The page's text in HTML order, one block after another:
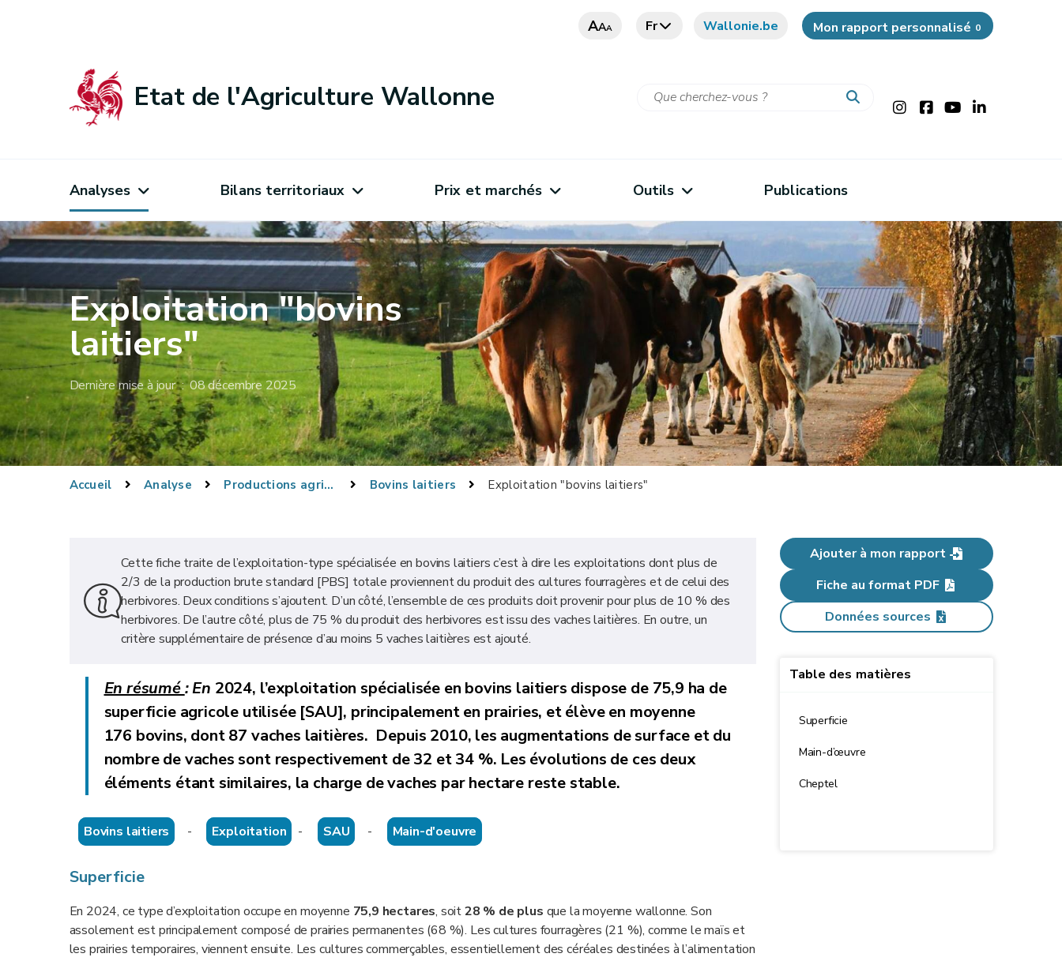
AAA Fr Wallonie.be Mon rapport personnalisé 0
Etat de l'Agriculture Wallonne
Analyses Bilans territoriaux Prix et marchés Outils Publications
Exploitation "bovins
laitiers"
Dernière mise à jour : 08 décembre 2025
Accueil Analyse Productions agricoles Bovins laitiers Exploitation "bovins laitiers"
Cette fiche traite de l’exploitation-type spécialisée en bovins laitiers c’est à dire les exploitations dont plus de
2/3 de la production brute standard [PBS] totale proviennent du produit des cultures fourragères et de celui des
herbivores. Deux conditions s’ajoutent. D’un côté, l’ensemble de ces produits doit provenir pour plus de 10 % des
herbivores. De l’autre côté, plus de 75 % du produit des herbivores est issu des vaches laitières. En outre, un
critère supplémentaire de présence d’au moins 5 vaches laitières est ajouté.
En résumé:En 2024, l’exploitation spécialisée en bovins laitiers dispose de 75,9 ha de
superficie agricole utilisée [SAU], principalement en prairies, et élève en moyenne
176 bovins, dont87 vaches laitières. Depuis 2010, les augmentations de surface et du
nombre de vaches sont respectivement de 32 et 34 %. Les évolutions de ces deux
éléments étant similaires, la charge de vaches par hectare reste stable.
Bovins laitiers - Exploitation - SAU - Main-d'oeuvre
Superficie
En 2024, ce type d’exploitation occupe en moyenne 75,9 hectares, soit28 % de plus que la moyenne wallonne. Son
assolement est principalement composé de prairies permanentes (68 %). Les cultures fourragères (21 %), comme le maïs et
les prairies temporaires, viennent ensuite. Les cultures commerçables, essentiellement des céréales destinées à l’alimentation
Ajouter à mon rapport
Fiche au format PDF
Données sources
Table des matières
Superficie
Main-d’œuvre
Cheptel